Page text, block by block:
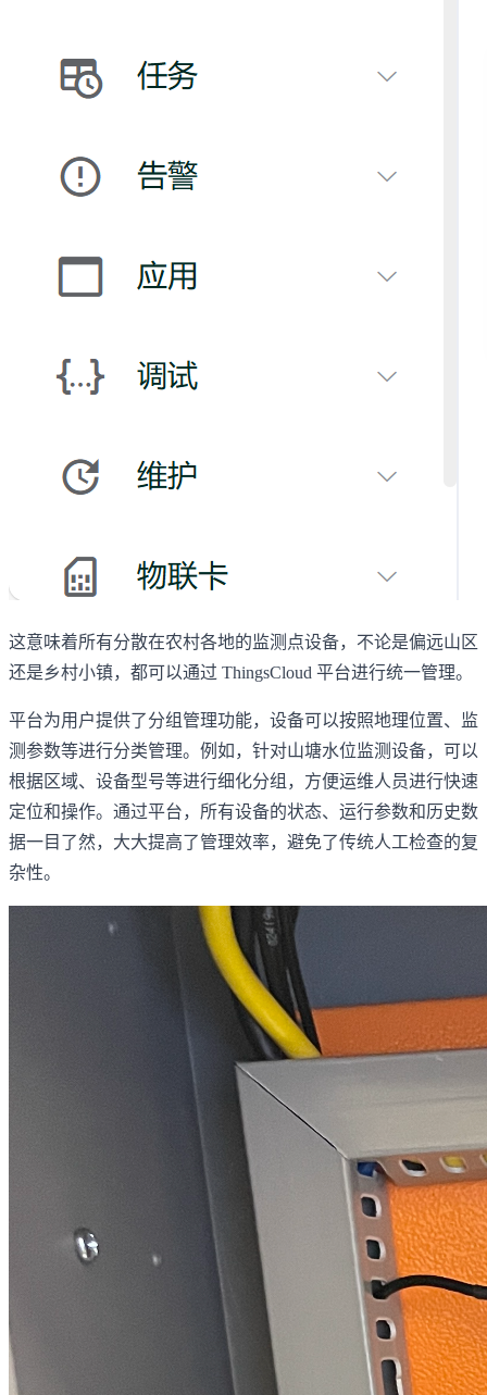
这意味着所有分散在农村各地的监测点设备，不论是偏远山区
还是乡村小镇，都可以通过 ThingsCloud 平台进行统一管理。
平台为用户提供了分组管理功能，设备可以按照地理位置、监
测参数等进行分类管理。例如，针对山塘水位监测设备，可以
根据区域、设备型号等进行细化分组，方便运维人员进行快速
定位和操作。通过平台，所有设备的状态、运行参数和历史数
据一目了然，大大提高了管理效率，避免了传统人工检查的复
杂性。